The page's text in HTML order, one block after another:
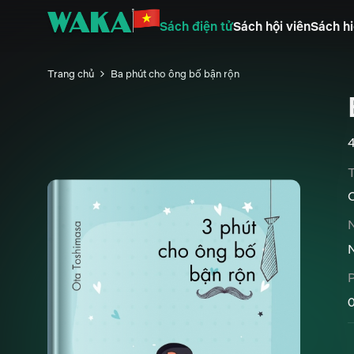
Sách điện tửSách hội viênSách
Trang chủ Ba phút cho ông bố bận rộn